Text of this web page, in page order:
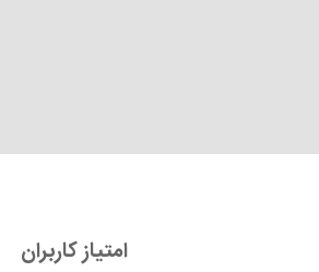
امتیاز کاربران